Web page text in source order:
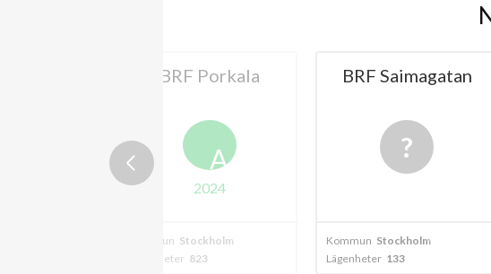
BRF Porkala
A
2024
Kommun Stockholm
Lägenheter 823
BRF Saimagatan
Kommun Stockholm
Lägenheter 133